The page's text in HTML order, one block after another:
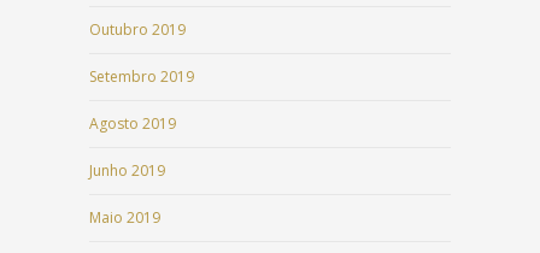
Outubro 2019
Setembro 2019
Agosto 2019
Junho 2019
Maio 2019